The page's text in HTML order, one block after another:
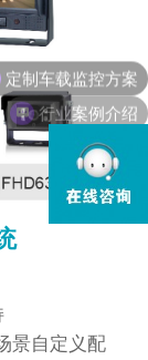
3/5
景自定义配
行业案例介绍